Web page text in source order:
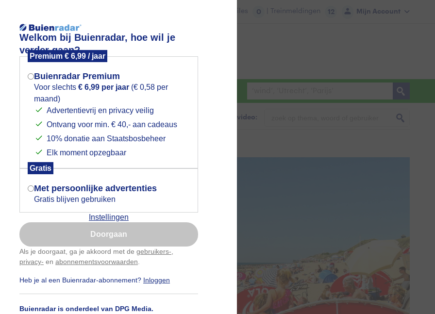
Welkom bij Buienradar, hoe wil je
verder gaan?
Premium € 6,99 / jaar
Buienradar Premium
Voor slechts € 6,99 per jaar (€ 0,58 per
maand)
Advertentievrij en privacy veilig
Ontvang voor min. € 40,- aan cadeaus
10% donatie aan Staatsbosbeheer
Elk moment opzegbaar
Gratis
Met persoonlijke advertenties
Gratis blijven gebruiken
Instellingen
Doorgaan
Als je doorgaat, ga je akkoord met de gebruikers-
privacy- en abonnementsvoorwaarden
Heb je al een Buienradar-abonnement? Inloggen
Buienradar is onderdeel van DPG Media.
Mijn Account
Files 0 | Treinmeldingen 12
Foto en video Weerzine
Zoeken in foto & video:
Mogen we je locatie gebruiken voor
het weer?
Indien je hier nog geen akkoord op hebt
gegeven, verschijnt er zo een pop-up uit
je browser waarin deze toestemming
gevraagd wordt.
Is goed, toon de popup
Nu niet, misschien later
Gebruik je Safari en wil je niet elke dag deze pop-up
Klikhierom dit aan te passen